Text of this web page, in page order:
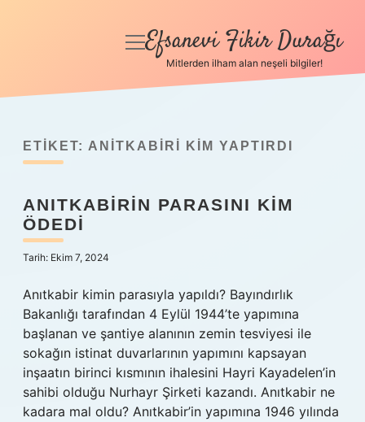
Anasayfa
Yasal Uyarı
Hakkımızda
menüyü
Efsanevi Fikir Durağı
Mitlerden ilham alan neşeli bilgiler!
ETIKET: ANITKABIRI KIM YAPTIRDI
ANITKABIRIN PARASINI KIM
ÖDEDI
Tarih: Ekim 7, 2024
Anıtkabir kimin parasıyla yapıldı? Bayındırlık
Bakanlığı tarafından 4 Eylül 1944’te yapımına
başlanan ve şantiye alanının zemin tesviyesi ile
sokağın istinat duvarlarının yapımını kapsayan
inşaatın birinci kısmının ihalesini Hayri Kayadelen’in
sahibi olduğu Nurhayr Şirketi kazandı. Anıtkabir ne
kadara mal oldu? Anıtkabir’in yapımına 1946 yılında